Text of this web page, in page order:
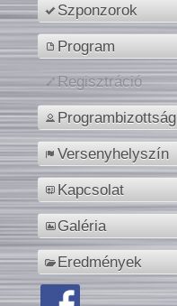
Szponzorok
Program
Regisztráció
Programbizottság
Versenyhelyszín
Kapcsolat
Galéria
Eredmények